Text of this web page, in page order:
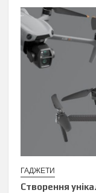
ГАДЖЕТИ
Створення